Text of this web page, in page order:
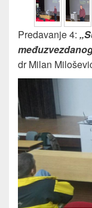
Predavanje 4:
dr Milan